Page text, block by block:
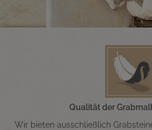
Qualität der
Wir bieten ausschließlich